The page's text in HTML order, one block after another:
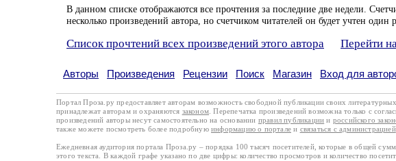
В данном списке отображаются все прочтения за последние две недели.
несколько произведений автора, но счетчиком читателей он будет учтен
Список прочтений всех произведений этого автора Перейти
Авторы Произведения Рецензии Поиск Магазин Вход для
Портал Проза.ру предоставляет авторам возможность свободной публикации своих
принадлежат авторам и охраняются законом . Перепечатка произведений возможна только с
произведений авторы несут самостоятельно на основании правил публикации и российского
также можете посмотреть более подробную информацию о портале и связаться с администрацией.
Ежедневная аудитория портала Проза.ру – порядка 100 тысяч посетителей, которые в общей
этого текста. В каждой графе указано по две цифры: количество просмотров и количество